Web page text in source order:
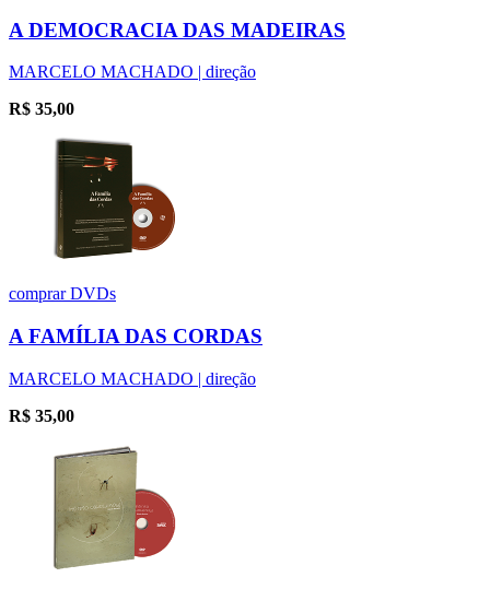
A DEMOCRACIA DAS MADEIRAS
MARCELO MACHADO | direção
R$ 35,00
comprarDVDs
A FAMÍLIA DAS CORDAS
MARCELO MACHADO | direção
R$ 35,00